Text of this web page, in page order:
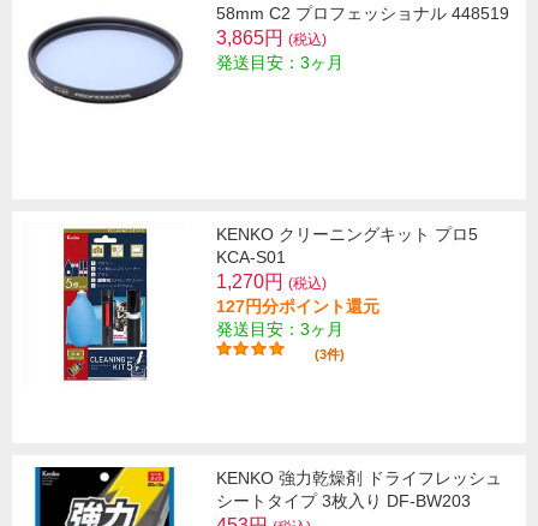
58mm C2 プロフェッショナル 448519
3,865円 (税込)
発送目安：3ヶ月
KENKO クリーニングキット プロ5
KCA-S01
1,270円 (税込)
127円分ポイント還元
発送目安：3ヶ月
(3件)
KENKO 強力乾燥剤 ドライフレッシュ
シートタイプ 3枚入り DF-BW203